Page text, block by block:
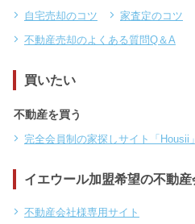
自宅売却のコツ
家査定のコツ
不動産売却のよくある質問Q＆A
買いたい
不動産を買う
完全会員制の家探しサイト「Housii」
イエウール加盟希望の不動産
不動産会社様専用サイト